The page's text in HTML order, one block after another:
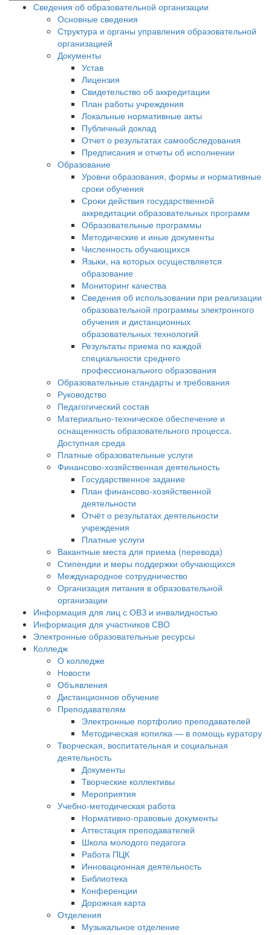
Сведения об образовательной организации
Основные сведения
Структура и органы управления образовательной
организацией
Документы
Устав
Лицензия
Свидетельство об аккредитации
План работы учреждения
Локальные нормативные акты
Публичный доклад
Отчет о результатах самообследования
Предписания и отчеты об исполнении
Образование
Уровни образования, формы и нормативные
сроки обучения
Сроки действия государственной
аккредитации образовательных программ
Образовательные программы
Методические и иные документы
Численность обучающихся
Языки, на которых осуществляется
образование
Мониторинг качества
Сведения об использовании при реализации
образовательной программы электронного
обучения и дистанционных
образовательных технологий
Результаты приема по каждой
специальности среднего
профессионального образования
Образовательные стандарты и требования
Руководство
Педагогический состав
Материально-техническое обеспечение и
оснащенность образовательного процесса.
Доступная среда
Платные образовательные услуги
Финансово-хозяйственная деятельность
Государственное задание
План финансово-хозяйственной
деятельности
Отчёт о результатах деятельности
учреждения
Платные услуги
Вакантные места для приема (перевода)
Стипендии и меры поддержки обучающихся
Международное сотрудничество
Организация питания в образовательной
организации
Информация для лиц с ОВЗ и инвалидностью
Информация для участников СВО
Электронные образовательные ресурсы
Колледж
О колледже
Новости
Объявления
Дистанционное обучение
Преподавателям
Электронные портфолио преподавателей
Методическая копилка — в помощь куратору
Творческая, воспитательная и социальная
деятельность
Документы
Творческие коллективы
Мероприятия
Учебно-методическая работа
Нормативно-правовые документы
Аттестация преподавателей
Школа молодого педагога
Работа ПЦК
Инновационная деятельность
Библиотека
Конференции
Дорожная карта
Отделения
Музыкальное отделение